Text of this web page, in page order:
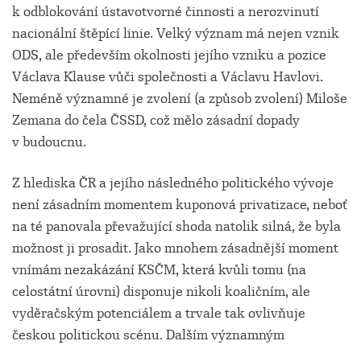
k odblokování ústavotvorné činnosti a nerozvinutí
nacionální štěpící linie. Velký význam má nejen vznik
ODS, ale především okolnosti jejího vzniku a pozice
Václava Klause vůči společnosti a Václavu Havlovi.
Neméně významné je zvolení (a způsob zvolení) Miloše
Zemana do čela ČSSD, což mělo zásadní dopady
v budoucnu.
Z hlediska ČR a jejího následného politického vývoje
není zásadním momentem kuponová privatizace, neboť
na té panovala převažující shoda natolik silná, že byla
možnost ji prosadit. Jako mnohem zásadnější moment
vnímám nezakázání KSČM, která kvůli tomu (na
celostátní úrovni) disponuje nikoli koaličním, ale
vyděračským potenciálem a trvale tak ovlivňuje
českou politickou scénu. Dalším významným